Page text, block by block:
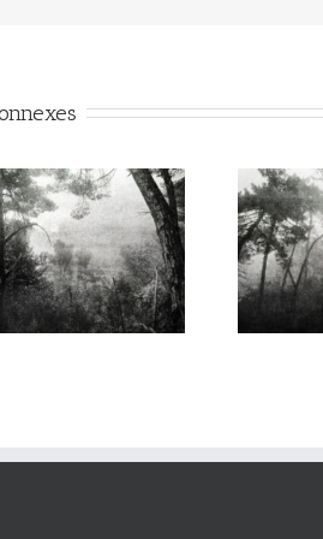
Sur l’Épaule du Temps